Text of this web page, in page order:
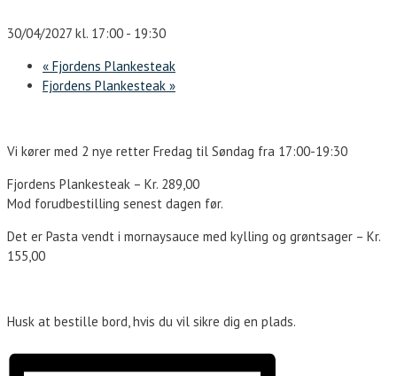
30/04/2027 kl. 17:00 - 19:30
« Fjordens Plankesteak
Fjordens Plankesteak »
Vi kører med 2 nye retter Fredag til Søndag fra 17:00-19:30
Fjordens Plankesteak – Kr. 289,00
Mod forudbestilling senest dagen før.
Det er Pasta vendt i mornaysauce med kylling og grøntsager – Kr.
155,00
Husk at bestille bord, hvis du vil sikre dig en plads.